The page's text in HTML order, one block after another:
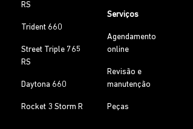
RS
Trident 660
Street Triple 765
RS
Daytona 660
Rocket 3 Storm R
Serviços
Agendamento
online
Revisão e
manutenção
Peças